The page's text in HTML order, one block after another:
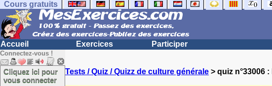
Cours gratuits
Accueil Exercices Participer
Connectez-vous !
Cliquez ici pour
vous connecter
Tests / Quiz / Quizz de culture générale > quiz n°33006